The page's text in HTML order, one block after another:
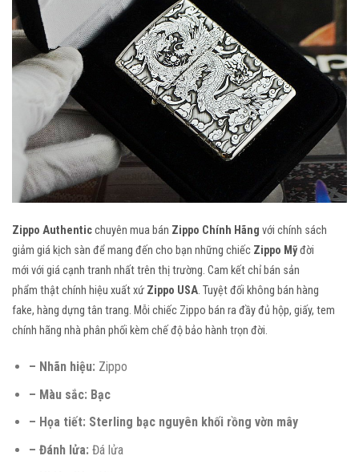
Zippo Authenticchuyên mua bán Zippo Chính Hãng với chính sách
giảm giá kịch sàn để mang đến cho bạn những chiếc Zippo Mỹđời
mới với giá cạnh tranh nhất trên thị trường. Cam kếtchỉ bán sản
phẩm thật chính hiệu xuất xứ Zippo USA. Tuyệt đối không bán hàng
fake, hàng dựng tân trang. Mỗi chiếc Zippo bán ra đầy đủ hộp, giấy, tem
chính hãng nhà phân phối kèm chế độ bảo hành trọn đời.
– Nhãn hiệu: Zippo
– Màu sắc: Bạc
– Họa tiết: Sterling bạc nguyên khối rồng vờn mây
– Đánh lửa: Đá lửa